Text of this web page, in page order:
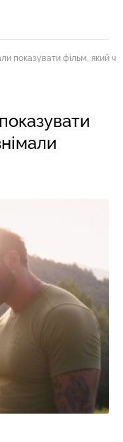
показувати фільм, який